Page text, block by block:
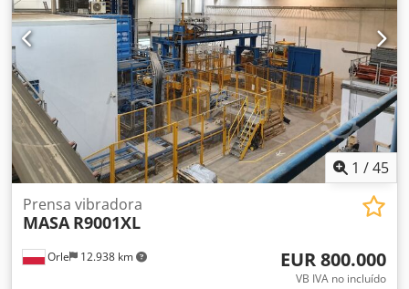
separación de material Equipado con báscula de cinta
Nueva mordaza oscilante 18 % Mn 2 % Cr y nuevas cuñas
para mordazas Dcedpfjxvcdujx Aivok La máquina está en
excelentes condiciones de funcionamiento y lista para
trabajar, como si fuera NUEVA.
1 /45
Orle 12.938 km
Prensa vibradora
MASA R9001XL
EUR 800.000
VB IVA no incluído